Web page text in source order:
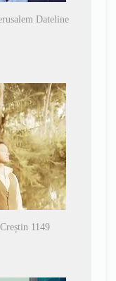
Dateline
1149